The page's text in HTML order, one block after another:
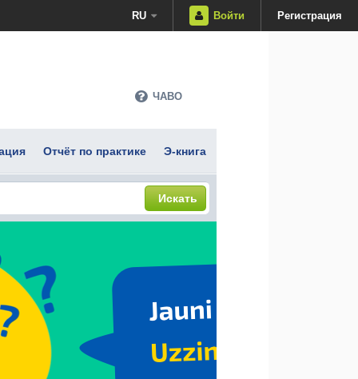
RU Войти Регистрация
ЧАВО
Отчёт по практике Э-книга
Искать